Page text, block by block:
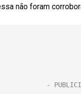
não foram